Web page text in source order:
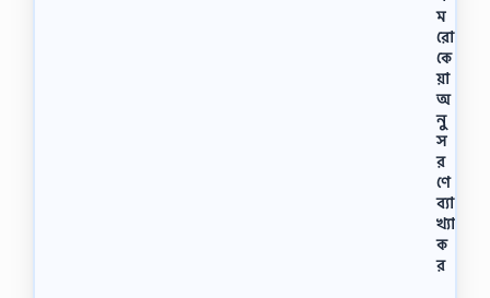
ম
রো
কে
য়া
অ
নু
স
র
ণে
ব্যা
খ্যা
ক
র